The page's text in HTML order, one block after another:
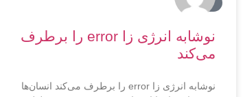
تبلیغات
نوشابه انرژی زا error را برطرف
می‌کند
نوشابه انرژی زا error را برطرف می‌کند انسان‌ها